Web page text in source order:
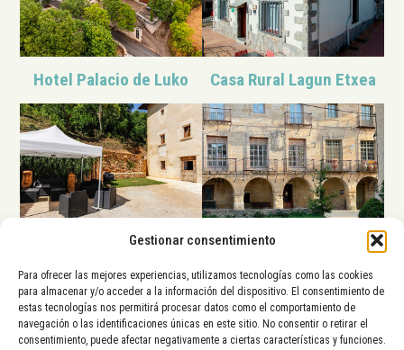
Gestionar consentimiento
Para ofrecer las mejores experiencias, utilizamos tecnologías como las cookies
para almacenar y/o acceder a la información del dispositivo. El consentimiento de
estas tecnologías nos permitirá procesar datos como el comportamiento de
navegación o las identificaciones únicas en este sitio. No consentir o retirar el
consentimiento, puede afectar negativamente a ciertas características y funciones.
Hotel Palacio de Luko Casa Rural Lagun Etxea
Izarrate Casa Palacio Armiñón
La Diputación Foral de Álava,
el Ayuntamiento de Vitoria-